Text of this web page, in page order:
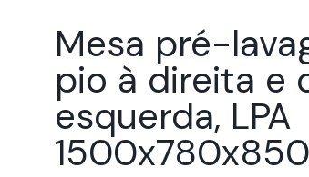
Mesa pré-
pio à direita e
esquerda, LPA